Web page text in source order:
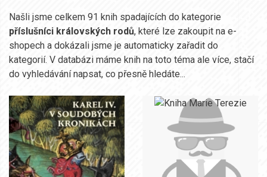
Našli jsme celkem 91 knih spadajících do kategorie
příslušníci královských rodů, které lze zakoupit na e-
shopech a dokázali jsme je automaticky zařadit do
kategorií. V databázi máme knih na toto téma ale více, stačí
do vyhledávání napsat, co přesně hledáte...